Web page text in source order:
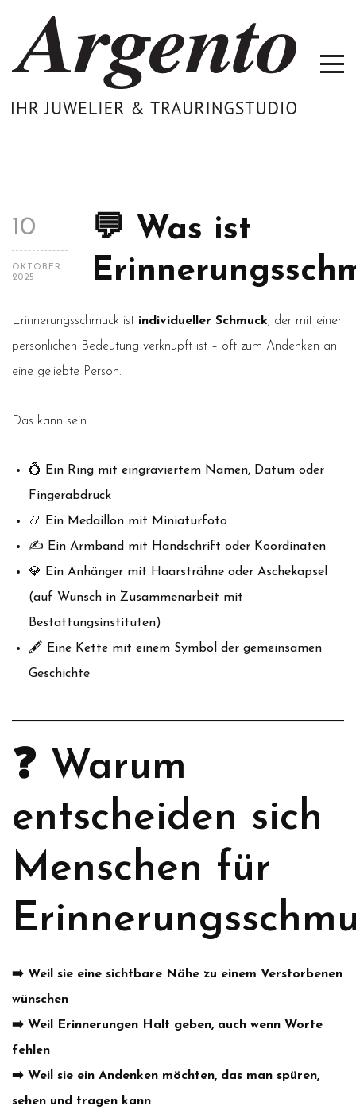
10
OKTOBER
2025
💬 Was ist
Erinnerungsschmuck ist individueller Schmuck, der mit einer
persönlichen Bedeutung verknüpft ist – oft zum Andenken an
eine geliebte Person.
Das kann sein:
💍 Ein Ring mit eingraviertem Namen, Datum oder
Fingerabdruck
📿 Ein Medaillon mit Miniaturfoto
✍️ Ein Armband mit Handschrift oder Koordinaten
💎 Ein Anhänger mit Haarsträhne oder Aschekapsel
(auf Wunsch in Zusammenarbeit mit
Bestattungsinstituten)
🖋️ Eine Kette mit einem Symbol der gemeinsamen
Geschichte
❓ Warum
entscheiden sich
Menschen für
➡️ Weil sie eine sichtbare Nähe zu einem Verstorbenen
wünschen
➡️ Weil Erinnerungen Halt geben, auch wenn Worte
fehlen
➡️ Weil sie ein Andenken möchten, das man spüren,
sehen und tragen kann